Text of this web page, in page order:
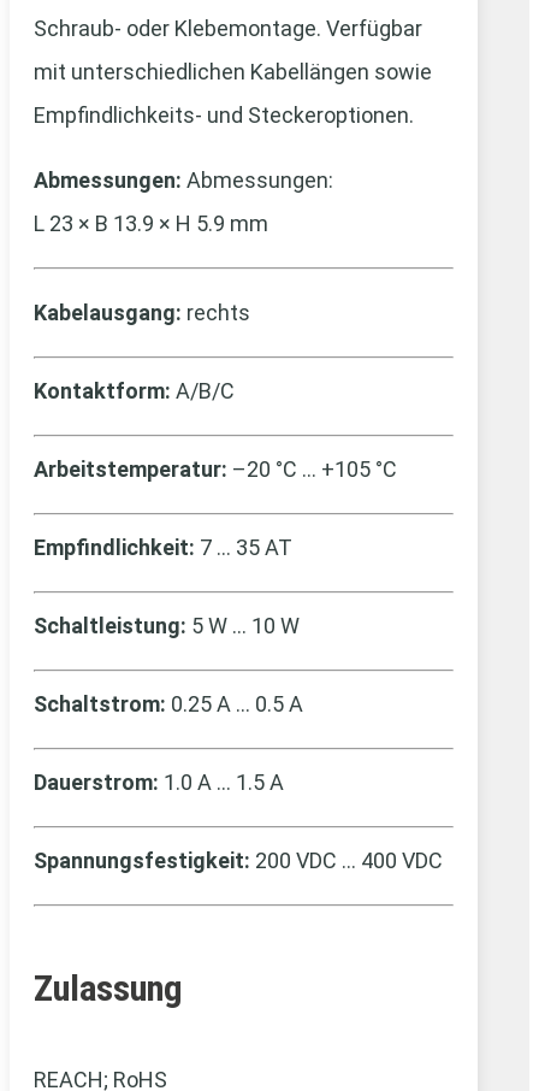
Schraub- oder Klebemontage. Verfügbar
mit unterschiedlichen Kabellängen sowie
Empfindlichkeits- und Steckeroptionen.
Abmessungen: Abmessungen:
L 23 × B 13.9 × H 5.9 mm
Kabelausgang: rechts
Kontaktform: A/B/C
Arbeitstemperatur: –20 °C … +105 °C
Empfindlichkeit: 7 … 35 AT
Schaltleistung: 5 W … 10 W
Schaltstrom: 0.25 A … 0.5 A
Dauerstrom: 1.0 A … 1.5 A
Spannungsfestigkeit: 200 VDC … 400 VDC
Zulassung
REACH; RoHS